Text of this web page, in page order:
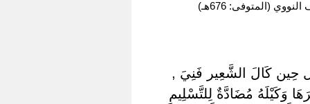
(المتوفى: 676هـ)
حِين كَالَ الشَّعِير فَنِيَ ,
وَكَيْلَهُ مُضَادَّةٌ لِلتَّسْلِيمِ